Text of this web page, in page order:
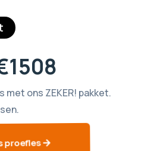
ons ZEKER! pakket.
proefles